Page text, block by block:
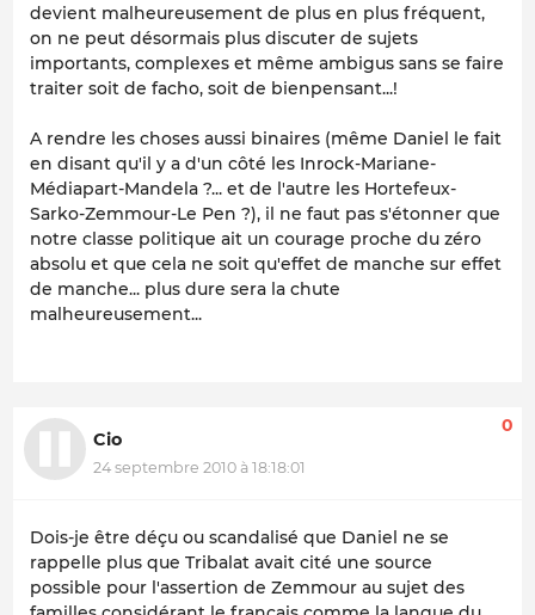
devient malheureusement de plus en plus fréquent,
on ne peut désormais plus discuter de sujets
importants, complexes et même ambigus sans se faire
traiter soit de facho, soit de bienpensant...!
A rendre les choses aussi binaires (même Daniel le fait
en disant qu'il y a d'un côté les Inrock-Mariane-
Médiapart-Mandela ?... et de l'autre les Hortefeux-
Sarko-Zemmour-Le Pen ?), il ne faut pas s'étonner que
notre classe politique ait un courage proche du zéro
absolu et que cela ne soit qu'effet de manche sur effet
de manche... plus dure sera la chute
malheureusement...
Cio
24 septembre 2010 à 18:18:01
0
Dois-je être déçu ou scandalisé que Daniel ne se
rappelle plus que Tribalat avait cité une source
possible pour l'assertion de Zemmour au sujet des